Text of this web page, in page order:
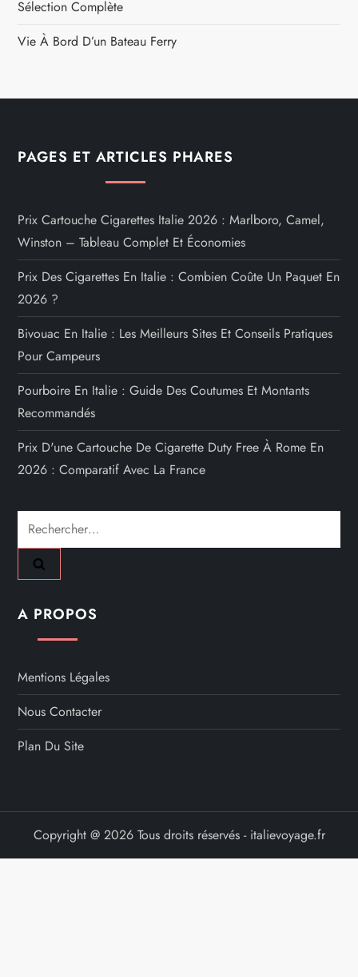
Sélection Complète
Vie À Bord D’un Bateau Ferry
PAGES ET ARTICLES PHARES
Prix Cartouche Cigarettes Italie 2026 : Marlboro, Camel,
Winston – Tableau Complet Et Économies
Prix Des Cigarettes En Italie : Combien Coûte Un Paquet En
2026 ?
Bivouac En Italie : Les Meilleurs Sites Et Conseils Pratiques
Pour Campeurs
Pourboire En Italie : Guide Des Coutumes Et Montants
Recommandés
Prix D'une Cartouche De Cigarette Duty Free À Rome En
2026 : Comparatif Avec La France
Rechercher :
A PROPOS
Mentions Légales
Nous Contacter
Plan Du Site
Copyright @ 2026 Tous droits réservés - italievoyage.fr